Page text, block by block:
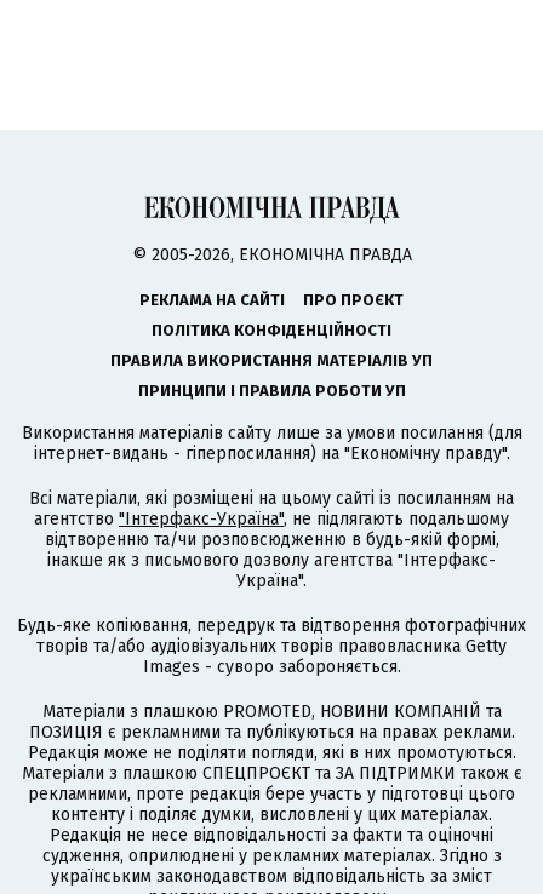
© 2005-2026, ЕКОНОМІЧНА ПРАВДА
РЕКЛАМА НА САЙТІ
ПРО ПРОЄКТ
ПОЛІТИКА КОНФІДЕНЦІЙНОСТІ
ПРАВИЛА ВИКОРИСТАННЯ МАТЕРІАЛІВ УП
ПРИНЦИПИ І ПРАВИЛА РОБОТИ УП
Використання матеріалів сайту лише за умови посилання (для
інтернет-видань - гіперпосилання) на "Економічну правду".
Всі матеріали, які розміщені на цьому сайті із посиланням на
агентство "Інтерфакс-Україна", не підлягають подальшому
відтворенню та/чи розповсюдженню в будь-якій формі,
інакше як з письмового дозволу агентства "Інтерфакс-
Україна".
Будь-яке копіювання, передрук та відтворення фотографічних
творів та/або аудіовізуальних творів правовласника Getty
Images - суворо забороняється.
Матеріали з плашкою PROMOTED, НОВИНИ КОМПАНІЙ та
ПОЗИЦІЯ є рекламними та публікуються на правах реклами.
Редакція може не поділяти погляди, які в них промотуються.
Матеріали з плашкою СПЕЦПРОЄКТ та ЗА ПІДТРИМКИ також є
рекламними, проте редакція бере участь у підготовці цього
контенту і поділяє думки, висловлені у цих матеріалах.
Редакція не несе відповідальності за факти та оціночні
судження, оприлюднені у рекламних матеріалах. Згідно з
українським законодавством відповідальність за зміст